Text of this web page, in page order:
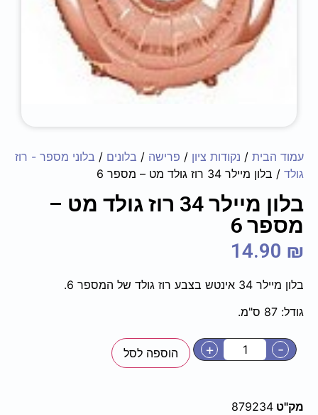
עמוד הבית / נקודות ציון / פרישה / בלונים / בלוני מספר - רוז
גולד / בלון מיילר 34 רוז גולד מט – מספר 6
בלון מיילר 34 רוז גולד מט –
מספר 6
14.90 ₪
בלון מיילר 34 אינטש בצבע רוז גולד של המספר 6.
גודל: 87 ס"מ.
-
+ הוספה לסל
מק"ט 879234